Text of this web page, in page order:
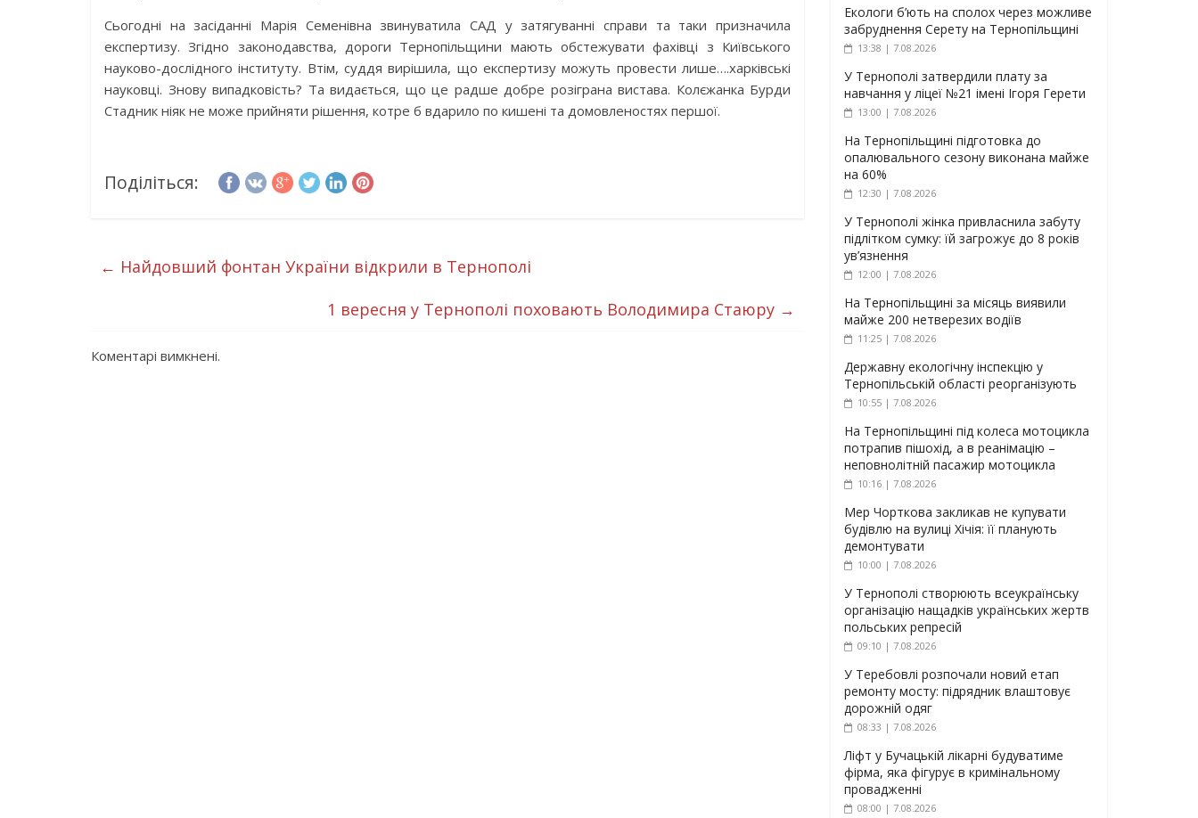
Сьогодні на засіданні Марія Семенівна звинуватила САД у затягуванні справи та таки призначила
експертизу. Згідно законодавства, дороги Тернопільщини мають обстежувати фахівці з Київського
науково-дослідного інституту. Втім, суддя вирішила, що експертизу можуть провести лише….харківські
науковці. Знову випадковість? Та видається, що це радше добре розіграна вистава. Колєжанка Бурди
Стадник ніяк не може прийняти рішення, котре б вдарило по кишені та домовленостях першої.
Поділіться:
← Найдовший фонтан України відкрили в Тернополі
1 вересня у Тернополі поховають Володимира Стаюру →
Коментарі вимкнені.
Екологи б’ють на сполох через можливе
забруднення Серету на Тернопільщині
13:38 | 7.08.2026
У Тернополі затвердили плату за
навчання у ліцеї №21 імені Ігоря Герети
13:00 | 7.08.2026
На Тернопільщині підготовка до
опалювального сезону виконана майже
на 60%
12:30 | 7.08.2026
У Тернополі жінка привласнила забуту
підлітком сумку: їй загрожує до 8 років
ув’язнення
12:00 | 7.08.2026
На Тернопільщині за місяць виявили
майже 200 нетверезих водіїв
11:25 | 7.08.2026
Державну екологічну інспекцію у
Тернопільській області реорганізують
10:55 | 7.08.2026
На Тернопільщині під колеса мотоцикла
потрапив пішохід, а в реанімацію –
неповнолітній пасажир мотоцикла
10:16 | 7.08.2026
Мер Чорткова закликав не купувати
будівлю на вулиці Хічія: її планують
демонтувати
10:00 | 7.08.2026
У Тернополі створюють всеукраїнську
організацію нащадків українських жертв
польських репресій
09:10 | 7.08.2026
У Теребовлі розпочали новий етап
ремонту мосту: підрядник влаштовує
дорожній одяг
08:33 | 7.08.2026
Ліфт у Бучацькій лікарні будуватиме
фірма, яка фігурує в кримінальному
провадженні
08:00 | 7.08.2026